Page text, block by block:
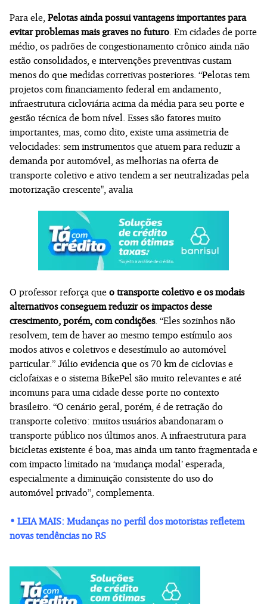
Para ele, Pelotas ainda possui vantagens importantes para
evitar problemas mais graves no futuro . Em cidades de porte
médio, os padrões de congestionamento crônico ainda não
estão consolidados, e intervenções preventivas custam
menos do que medidas corretivas posteriores. “Pelotas tem
projetos com financiamento federal em andamento,
infraestrutura cicloviária acima da média para seu porte e
gestão técnica de bom nível. Esses são fatores muito
importantes, mas, como dito, existe uma assimetria de
velocidades: sem instrumentos que atuem para reduzir a
demanda por automóvel, as melhorias na oferta de
transporte coletivo e ativo tendem a ser neutralizadas pela
motorização crescente", avalia
O professor reforça que o transporte coletivo e os modais
alternativos conseguem reduzir os impactos desse
crescimento, porém, com condições. “Eles sozinhos não
resolvem, tem de haver ao mesmo tempo estímulo aos
modos ativos e coletivos e desestímulo ao automóvel
particular.” Júlio evidencia que os 70 km de ciclovias e
ciclofaixas e o sistema BikePel são muito relevantes e até
incomuns para uma cidade desse porte no contexto
brasileiro. “O cenário geral, porém, é de retração do
transporte coletivo: muitos usuários abandonaram o
transporte público nos últimos anos. A infraestrutura para
bicicletas existente é boa, mas ainda um tanto fragmentada e
com impacto limitado na ‘mudança modal’ esperada,
especialmente a diminuição consistente do uso do
automóvel privado”, complementa.
• LEIA MAIS: Mudanças no perfil dos motoristas refletem
novas tendências no RS